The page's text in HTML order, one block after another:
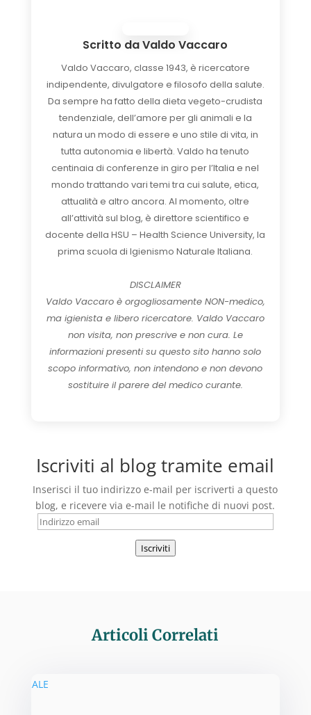
Scritto daValdo Vaccaro
Valdo Vaccaro, classe 1943, è ricercatore
indipendente, divulgatore e filosofo della salute.
Da sempre ha fatto della dieta vegeto-crudista
tendenziale, dell’amore per gli animali e la
natura un modo di essere e uno stile di vita, in
tutta autonomia e libertà. Valdo ha tenuto
centinaia di conferenze in giro per l’Italia e nel
mondo trattando vari temi tra cui salute, etica,
attualità e altro ancora. Al momento, oltre
all’attività sul blog, è direttore scientifico e
docente della HSU – Health Science University, la
prima scuola di Igienismo Naturale Italiana.
DISCLAIMER
Valdo Vaccaro è orgogliosamente NON-medico,
ma igienista e libero ricercatore. Valdo Vaccaro
non visita, non prescrive e non cura. Le
informazioni presenti su questo sito hanno solo
scopo informativo, non intendono e non devono
sostituire il parere del medico curante.
Iscriviti al blog tramite email
Inserisci il tuo indirizzo e-mail per iscriverti a questo
blog, e ricevere via e-mail le notifiche di nuovi post.
Indirizzo
Iscriviti
Articoli Correlati